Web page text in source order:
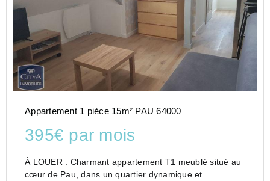
Appartement 1 pièce 15m² PAU 64000
395€ par mois
À LOUER : Charmant appartement T1 meublé situé au
cœur de Pau, dans un quartier dynamique et